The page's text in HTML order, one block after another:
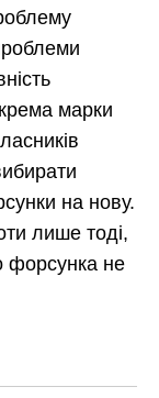
марки
на нову.
лише тоді,
форсунка не